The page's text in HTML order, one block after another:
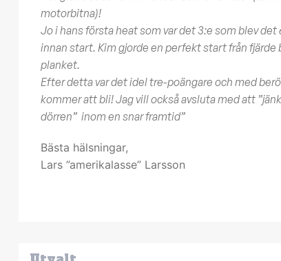
motorbitna)!
Jo i hans första heat som var det 3:e som blev
innan start. Kim gjorde en perfekt start från fjärde
planket.
Efter detta var det idel tre-poängare och med
kommer att bli! Jag vill också avsluta med att
dörren” inom en snar framtid”
Bästa hälsningar,
Lars ”amerikalasse” Larsson